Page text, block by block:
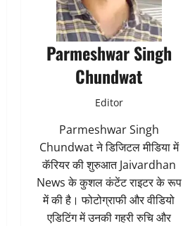
Parmeshwar Singh
Chundwat
Editor
Parmeshwar Singh
Chundwat ने डिजिटल मीडिया में
कॅरियर की शुरुआत Jaivardhan
News के कुशल कंटेंट राइटर के रूप
में की है। फोटोग्राफी और वीडियो
एडिटिंग में उनकी गहरी रुचि और